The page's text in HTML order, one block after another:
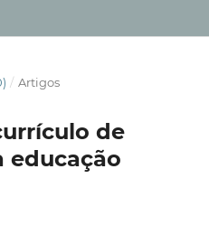
/ Artigos
de
educação